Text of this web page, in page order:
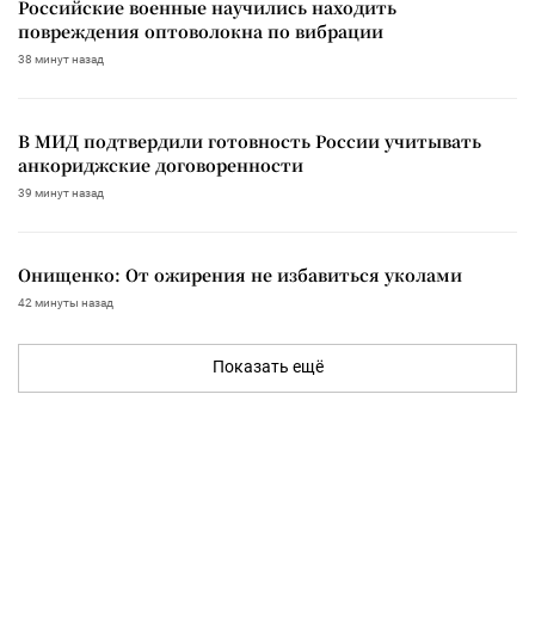
Российские военные научились находить
повреждения оптоволокна по вибрации
38 минут назад
В МИД подтвердили готовность России учитывать
анкориджские договоренности
39 минут назад
Онищенко: От ожирения не избавиться уколами
42 минуты назад
Показать ещё